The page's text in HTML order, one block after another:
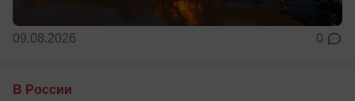
09.08.2026 0
В России